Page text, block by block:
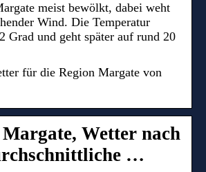
meist bewölkt, dabei weht
Wind. Die Temperatur
Grad und geht später auf rund 20
für die Region Margate von
Wetter nach
…